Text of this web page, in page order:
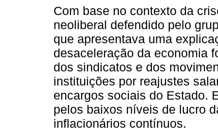
Com base no contexto da
neoliberal defendido pelo
que apresentava uma
desaceleração da economia
dos sindicatos e dos
instituições por reajustes
encargos sociais do Estado.
pelos baixos níveis de lucro
inflacionários contínuos.